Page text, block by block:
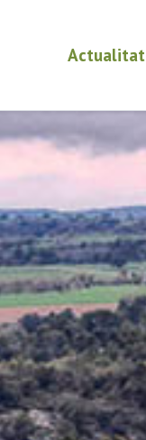
Actualitat